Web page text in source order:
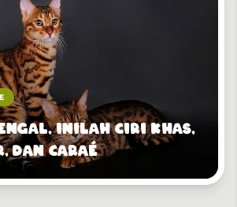
Inilah Ciri Khas,
dan Cara